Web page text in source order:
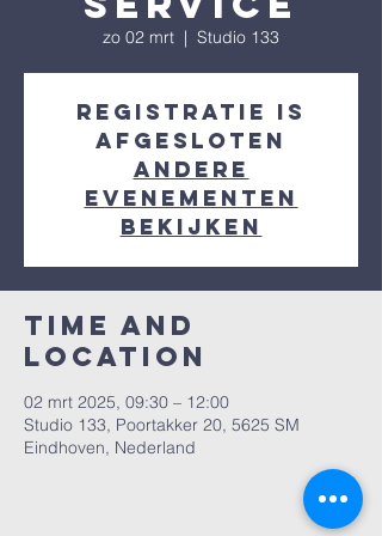
zo 02 mrt
  |
Studio 133
Registratie is
afgesloten
Andere
evenementen
bekijken
Time and
Location
02 mrt 2025, 09:30 – 12:00
Studio 133, Poortakker 20, 5625 SM
Eindhoven, Nederland